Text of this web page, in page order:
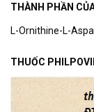
THÀNH PHẦN
L-Ornithine-L-
THUỐC